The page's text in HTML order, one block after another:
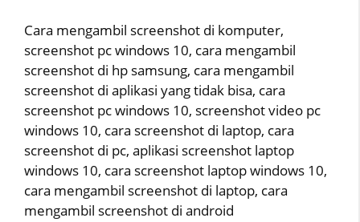
Cara mengambil screenshot di komputer,
screenshot pc windows 10, cara mengambil
screenshot di hp samsung, cara mengambil
screenshot di aplikasi yang tidak bisa, cara
screenshot pc windows 10, screenshot video pc
windows 10, cara screenshot di laptop, cara
screenshot di pc, aplikasi screenshot laptop
windows 10, cara screenshot laptop windows 10,
cara mengambil screenshot di laptop, cara
mengambil screenshot di android